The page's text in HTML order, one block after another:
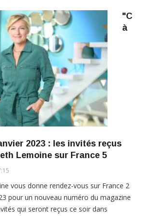
"C
à
2023 : les invités reçus
Lemoine sur France 5
vous donne rendez-vous sur France 2
pour un nouveau numéro du magazine
qui seront reçus ce soir dans